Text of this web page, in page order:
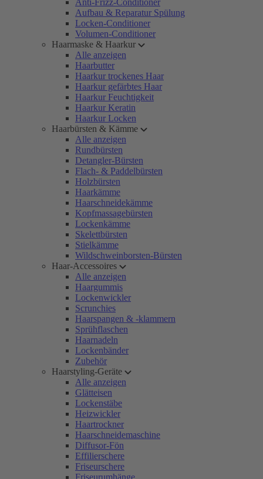
Anti-Frizz-Conditioner
Aufbau & Reparatur Spülung
Locken-Conditioner
Volumen-Conditioner
Haarmaske & Haarkur
Alle anzeigen
Haarbutter
Haarkur trockenes Haar
Haarkur gefärbtes Haar
Haarkur Feuchtigkeit
Haarkur Keratin
Haarkur Locken
Haarbürsten & Kämme
Alle anzeigen
Rundbürsten
Detangler-Bürsten
Flach- & Paddelbürsten
Holzbürsten
Haarkämme
Haarschneidekämme
Kopfmassagebürsten
Lockenkämme
Skelettbürsten
Stielkämme
Wildschweinborsten-Bürsten
Haar-Accessoires
Alle anzeigen
Haargummis
Lockenwickler
Scrunchies
Haarspangen & -klammern
Sprühflaschen
Haarnadeln
Lockenbänder
Zubehör
Haarstyling-Geräte
Alle anzeigen
Glätteisen
Lockenstäbe
Heizwickler
Haartrockner
Haarschneidemaschine
Diffusor-Fön
Effilierschere
Friseurschere
Friseurumhänge